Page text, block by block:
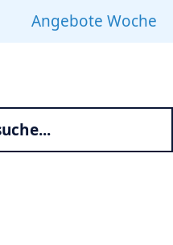
Angebote Woche